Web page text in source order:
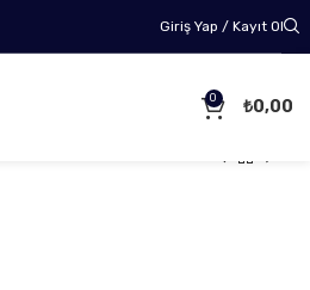
Giriş Yap / Kayıt Ol
0 ₺0,00